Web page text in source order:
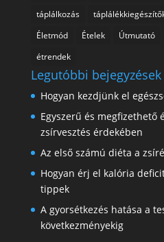
táplálkozás
Életmód
Ételek Útmutató
étrendek
Legutóbbi bejegyzések
Hogyan kezdjünk el
Egyszerű és megfizethető
zsírvesztés érdekében
Az első számú diéta a
Hogyan érj el kalória
tippek
A gyorsétkezés hatása a
következményekig